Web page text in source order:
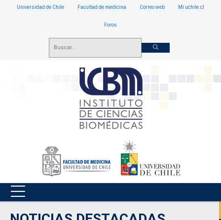
Universidad de Chile Facultad de medicina Correo web Mi uchile.cl
Foros